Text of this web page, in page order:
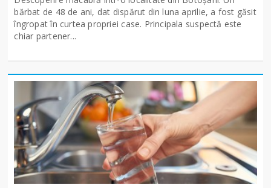
bărbat de 48 de ani, dat dispărut din luna aprilie, a fost găsit
îngropat în curtea propriei case. Principala suspectă este
chiar partener...